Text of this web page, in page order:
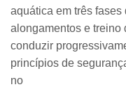
aquática em três
alongamentos e treino
conduzir
princípios de
no